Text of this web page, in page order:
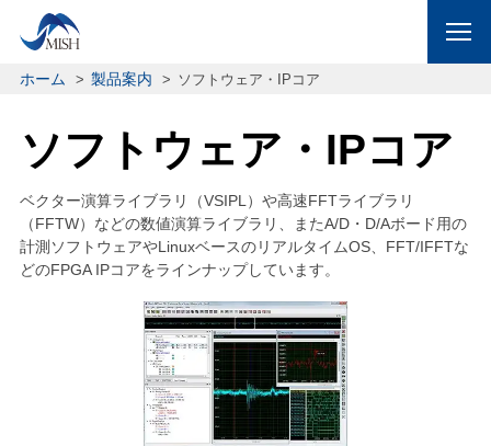
ホーム 製品案内 ソフトウェア・IPコア
ソフトウェア・IPコア
ベクター演算ライブラリ（VSIPL）や高速FFTライブラリ
（FFTW）などの数値演算ライブラリ、またA/D・D/Aボード用の
計測ソフトウェアやLinuxベースのリアルタイムOS、FFT/IFFTな
どのFPGA IPコアをラインナップしています。